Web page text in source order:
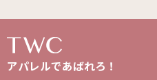
アパレルであばれろ！